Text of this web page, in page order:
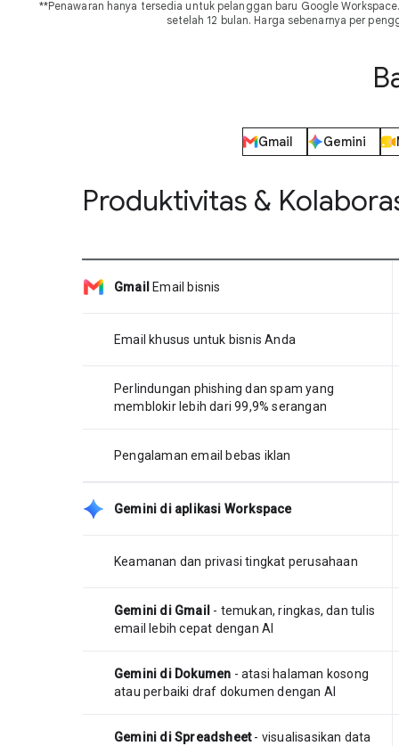
**Penawaran hanya tersedia untuk pelanggan baru Google
setelah 12 bulan. Harga sebenarnya per
Gmail
Gemini
Produktivitas &
Gmail Email bisnis
Email khusus untuk bisnis Anda
Perlindungan phishing dan spam yang
memblokir lebih dari 99,9% serangan
Pengalaman email bebas iklan
Gemini di aplikasi Workspace
Keamanan dan privasi tingkat perusahaan
Gemini di Gmail - temukan, ringkas, dan tulis
email lebih cepat dengan AI
Gemini di Dokumen - atasi halaman kosong
atau perbaiki draf dokumen dengan AI
Gemini di Spreadsheet- visualisasikan data